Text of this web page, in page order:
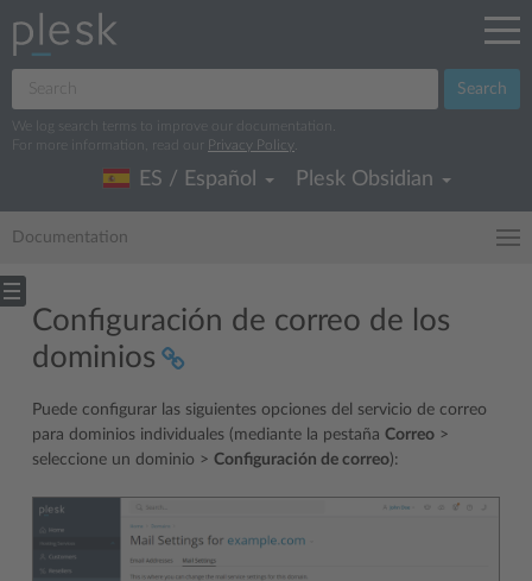
Search
We log search terms to improve our documentation.
For more information, read our
Privacy Policy
ES / Español Plesk Obsidian
Documentation
Configuración de correo de los
dominios
Puede configurar las siguientes opciones del servicio de correo
para dominios individuales (mediante la pestaña Correo >
seleccione un dominio > Configuración de correo):